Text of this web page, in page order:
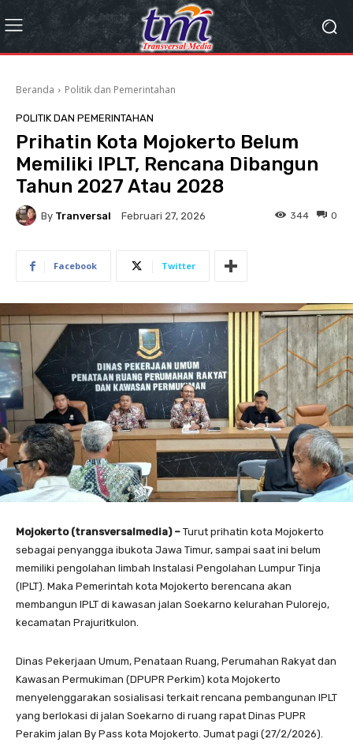
Beranda Politik dan Pemerintahan
POLITIK DAN PEMERINTAHAN
Prihatin Kota Mojokerto Belum
Memiliki IPLT, Rencana Dibangun
Tahun 2027 Atau 2028
By Tranversal Februari 27, 2026 0
344
Facebook Twitter
Mojokerto (transversalmedia) – Turut prihatin kota Mojokerto
sebagai penyangga ibukota Jawa Timur, sampai saat ini belum
memiliki pengolahan limbah Instalasi Pengolahan Lumpur Tinja
(IPLT). Maka Pemerintah kota Mojokerto berencana akan
membangun IPLT di kawasan jalan Soekarno kelurahan Pulorejo,
kecamatan Prajuritkulon.
Dinas Pekerjaan Umum, Penataan Ruang, Perumahan Rakyat dan
Kawasan Permukiman (DPUPR Perkim) kota Mojokerto
menyelenggarakan sosialisasi terkait rencana pembangunan IPLT
yang berlokasi di jalan Soekarno di ruang rapat Dinas PUPR
Perakim jalan By Pass kota Mojokerto. Jumat pagi (27/2/2026).